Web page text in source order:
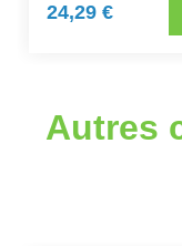
24,29 €
Autres